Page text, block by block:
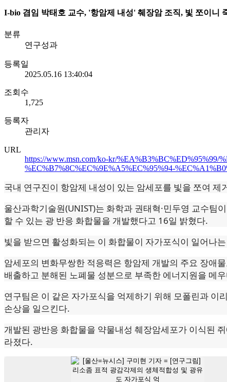
I-bio 겸임 박태호 교수, '항암제 내성' 췌장암 조직, 빛 쪼이니
분류
연구성과
등록일
2025.05.16 13:40:04
조회수
1,725
등록자
관리자
URL
https://www.msn.com/ko-kr/%EA%B3%BC%ED%95%99/
%EC%B7%8C%EC%9E%A5%EC%95%94-
국내 연구진이 항암제 내성이 있는 암세포를 빛을 쪼여 제
울산과학기술원(UNIST)는 화학과 권태혁·민두영 교수팀
할 수 있는 광 반응 화합물을 개발했다고 16일 밝혔다.
빛을 받으면 활성화되는 이 화합물이 자가포식이 일어나
암세포의 변화무쌍한 적응력은 항암제 개발의 주요 장애
배출하고 분해된 노폐물 성분으로 부족한 에너지원을 메
연구팀은 이 같은 자가포식을 억제하기 위해 모폴린과 이
손상을 일으킨다.
개발된 광반응 화합물을 약물내성 췌장암세포가 이식된
라졌다.